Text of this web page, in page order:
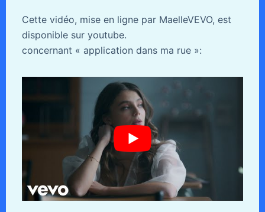
Cette vidéo, mise en ligne par MaelleVEVO, est
disponible sur youtube.
concernant « application dans ma rue »: